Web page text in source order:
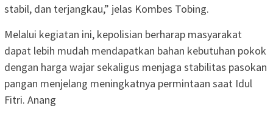
stabil, dan terjangkau,” jelas Kombes Tobing.
Melalui kegiatan ini, kepolisian berharap masyarakat
dapat lebih mudah mendapatkan bahan kebutuhan pokok
dengan harga wajar sekaligus menjaga stabilitas pasokan
pangan menjelang meningkatnya permintaan saat Idul
Fitri. Anang